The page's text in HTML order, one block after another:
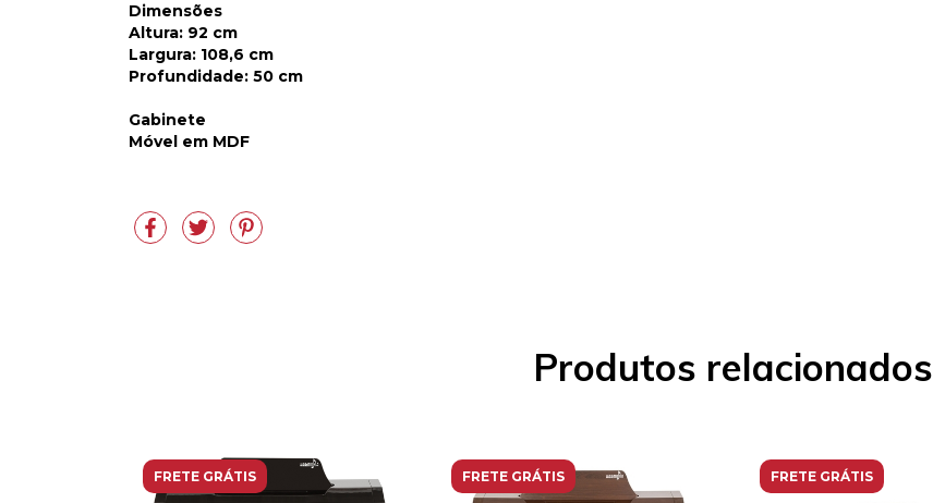
Dimensões
Altura: 92 cm
Largura: 108,6 cm
Profundidade: 50 cm
Gabinete
Móvel em MDF
Produtos relacionados
FRETE GRÁTIS FRETE GRÁTIS FRETE GRÁTIS